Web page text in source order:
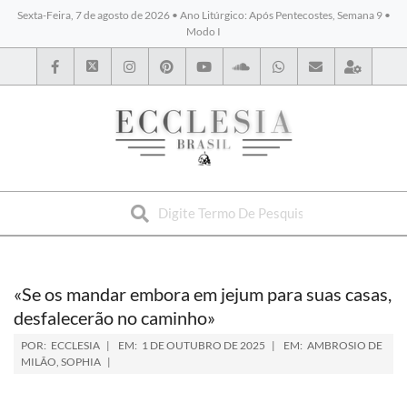
Sexta-Feira, 7 de agosto de 2026 • Ano Litúrgico: Após Pentecostes, Semana 9 •
Modo I
BYBLOS
«Se os mandar embora em jejum para suas casas,
desfalecerão no caminho»
POR: ECCLESIA EM: 1 DE OUTUBRO DE 2025 EM: AMBROSIO DE
MILÃO, SOPHIA